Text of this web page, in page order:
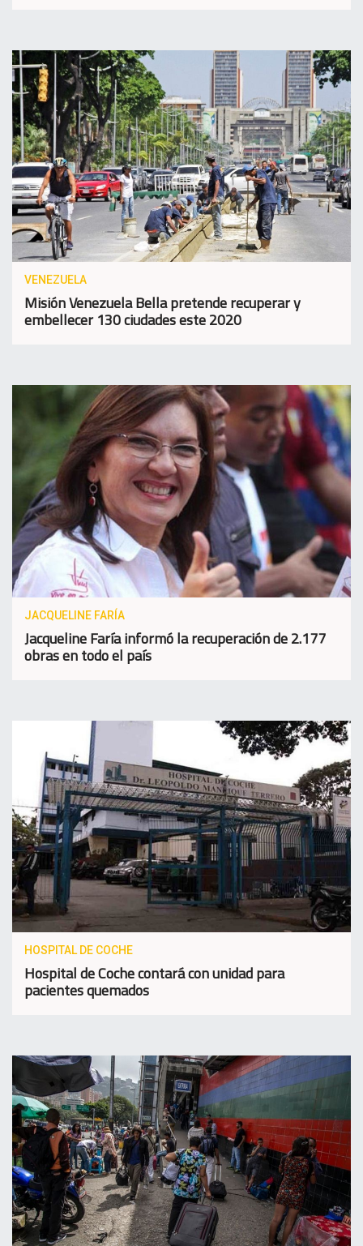
VENEZUELA
Misión Venezuela Bella pretende recuperar y
embellecer 130 ciudades este 2020
JACQUELINE FARÍA
Jacqueline Faría informó la recuperación de 2.177
obras en todo el país
HOSPITAL DE COCHE
Hospital de Coche contará con unidad para
pacientes quemados